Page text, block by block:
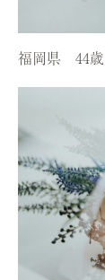
福岡県 44歳